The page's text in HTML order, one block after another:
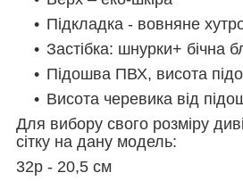
Підкладка - вовняне
Застібка: шнурки+ бічна
Підошва ПВХ, висота
Висота черевика від
Для вибору свого розміру
сітку на дану модель:
32р - 20,5 см